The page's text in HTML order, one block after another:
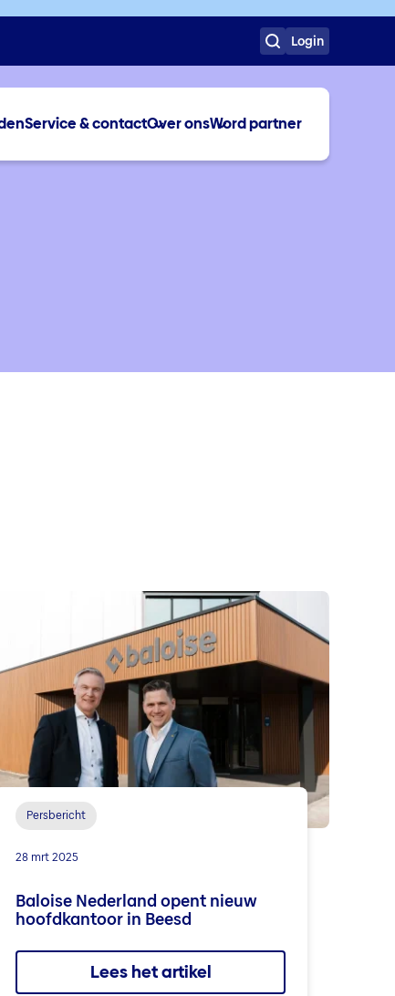
Login
Service & contactOver onsWord partner
Baloise Nederland opent nieuw
hoofdkantoor in Beesd
Persbericht
28 mrt 2025
Lees het artikel